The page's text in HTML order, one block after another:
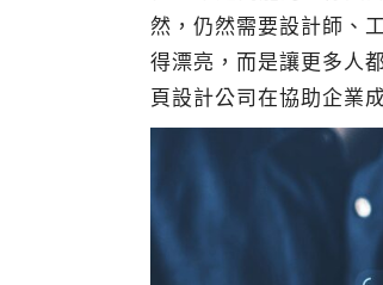
然，仍然需要設計師、
得漂亮，而是讓更多人
頁設計公司在協助企業